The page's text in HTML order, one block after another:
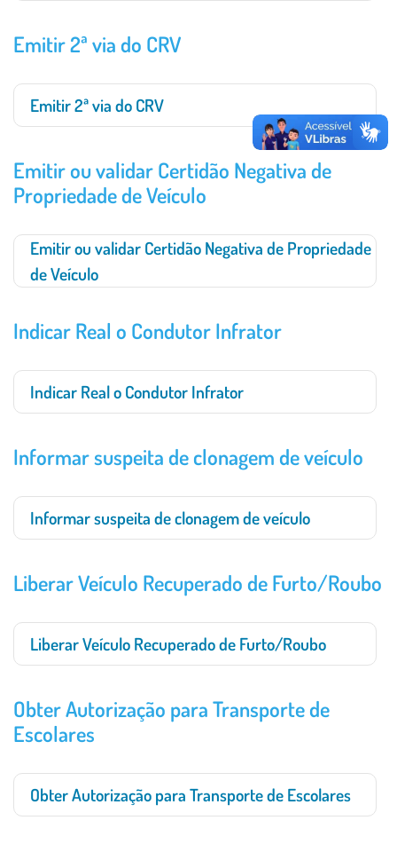
Emitir 2ª via do CRV
Emitir 2ª via do CRV
Emitir ou validar Certidão Negativa de
Propriedade de Veículo
Emitir ou validar Certidão Negativa de Propriedade
de Veículo
Indicar Real o Condutor Infrator
Indicar Real o Condutor Infrator
Informar suspeita de clonagem de veículo
Informar suspeita de clonagem de veículo
Liberar Veículo Recuperado de Furto/Roubo
Liberar Veículo Recuperado de Furto/Roubo
Obter Autorização para Transporte de
Escolares
Obter Autorização para Transporte de Escolares